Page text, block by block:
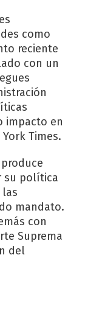
como
reciente
con un
impacto en
Times.
su política
las
mandato.
con
Suprema
del